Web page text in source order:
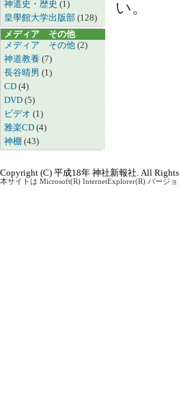
神道史・歴史 (1)
皇學館大学出版部 (128)
メディア その他
メディア その他 (2)
神道教養 (7)
長谷晴男 (1)
CD (4)
DVD (5)
ビデオ (1)
雅楽CD (4)
神棚 (43)
い。
Copyright (C) 平成18年 神社新報社. All Rights
本サイトは Microsoft(R) InternetExplorer(R) バージ